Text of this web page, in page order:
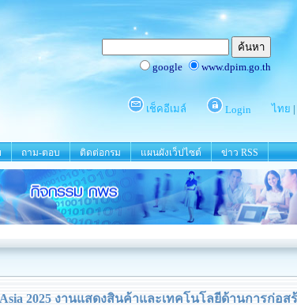
ถาม-ตอบ ติดต่อกรม แผนผังเว็ปไซต์ ข่าว RSS
2025 งานแสดงสินค้าและเทคโนโลยีด้านการก่อส